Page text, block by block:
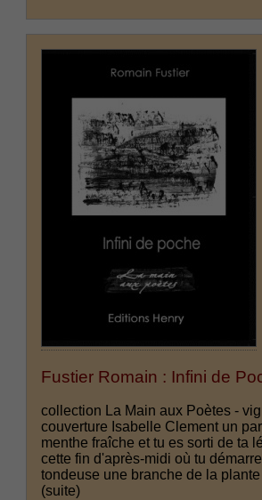
Fustier Romain : Infini de
collection La Main aux Poètes -
couverture Isabelle Clement un
menthe fraîche et tu es sorti de ta
cette fin d'après-midi où tu
tondeuse une branche de la
(suite)